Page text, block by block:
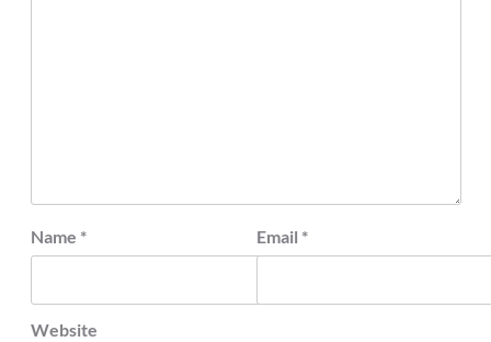
Name * Email *
Website